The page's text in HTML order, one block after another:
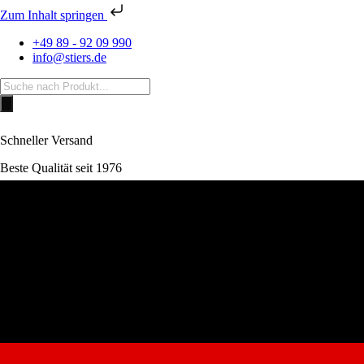
Zum Inhalt springen
+49 89 - 92 09 990
info@stiers.de
Products
search
Schneller Versand
Beste Qualität seit 1976